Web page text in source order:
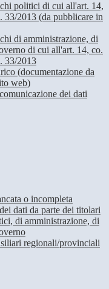
politici di cui all'art. 14,
33/2013 (da pubblicare in
di amministrazione, di
di cui all'art. 14, co.
33/2013
(documentazione da
web)
dei dati
o incompleta
dati da parte dei titolari
di amministrazione, di
regionali/provinciali